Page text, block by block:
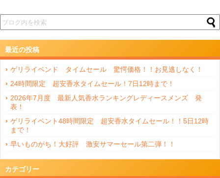
最近の投稿
ゲリライベンド タイムセール 驚愕価格！！お見逃しなく！
24時間限定 超安香水タイムセール！7日12時まで！
2026年7月度 最新人気香水ランキングレディースメンズ 発
表！
ゲリライベント48時間限定 超安香水タイムセール！！5日12時
まで！
早いものがち！大好評 激安サマーセール第二弾！！
カテゴリー